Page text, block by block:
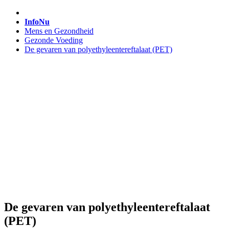
InfoNu
Mens en Gezondheid
Gezonde Voeding
De gevaren van polyethyleentereftalaat (PET)
De gevaren van polyethyleentereftalaat
(PET)